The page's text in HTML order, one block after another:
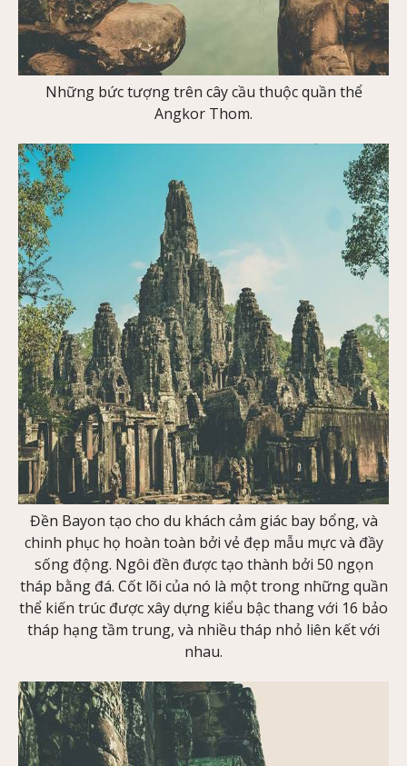
Những bức tượng trên cây cầu thuộc quần thể
Angkor Thom.
Đền Bayon tạo cho du khách cảm giác bay bổng, và
chinh phục họ hoàn toàn bởi vẻ đẹp mẫu mực và đầy
sống động. Ngôi đền được tạo thành bởi 50 ngọn
tháp bằng đá. Cốt lõi của nó là một trong những quần
thể kiến trúc được xây dựng kiểu bậc thang với 16 bảo
tháp hạng tầm trung, và nhiều tháp nhỏ liên kết với
nhau.